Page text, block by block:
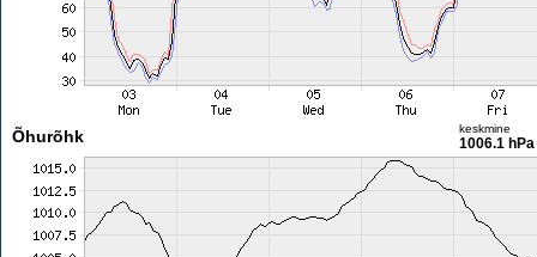
Õhurõhk keskmine
1006.1 hPa